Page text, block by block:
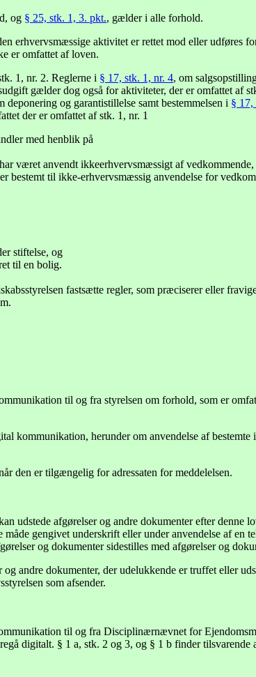
og § 25, stk. 1, 3. pkt., gælder i alle forhold.
erhvervsmæssige aktivitet er rettet mod eller udføres
er omfattet af loven.
1, nr. 2. Reglerne i § 17, stk. 1, nr. 4, om
gælder dog også for aktiviteter, der er omfattet af
deponering og garantistillelse samt bestemmelsen i § 17,
der er omfattet af stk. 1, nr. 1
med henblik på
været anvendt ikkeerhvervsmæssigt af
bestemt til ikke-erhvervsmæssig anvendelse for
stiftelse, og
til en bolig.
fastsætte regler, som præciserer eller
til og fra styrelsen om forhold, som er
kommunikation, herunder om anvendelse af
den er tilgængelig for adressaten for meddelelsen.
udstede afgørelser og andre dokumenter efter denne
gengivet underskrift eller under anvendelse af en
og dokumenter sidestilles med afgørelser og
andre dokumenter, der udelukkende er truffet eller
som afsender.
til og fra Disciplinærnævnet for
digitalt. § 1 a, stk. 2 og 3, og § 1 b finder tilsvarende